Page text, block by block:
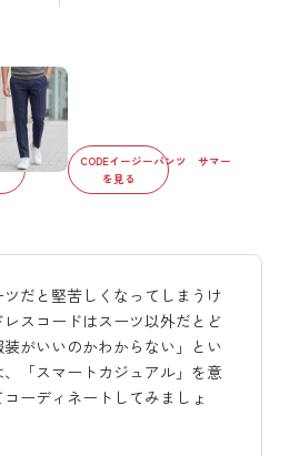
ト サマー
CODEイージーパンツ サマー
を見る
ツだと堅苦しくなってしまうけ
レスコードはスーツ以外だとど
装がいいのかわからない」とい
、「スマートカジュアル」を意
ーディネートしてみましょ